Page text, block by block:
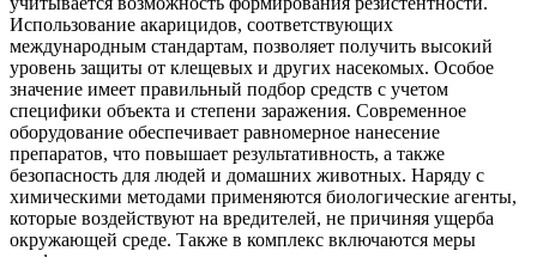
Использование акарицидов, соответствующих
международным стандартам, позволяет получить высокий
уровень защиты от клещевых и других насекомых. Особое
значение имеет правильный подбор средств с учетом
специфики объекта и степени заражения. Современное
оборудование обеспечивает равномерное нанесение
препаратов, что повышает результативность, а также
безопасность для людей и домашних животных. Наряду с
химическими методами применяются биологические агенты,
которые воздействуют на вредителей, не причиняя ущерба
окружающей среде. Также в комплекс включаются меры